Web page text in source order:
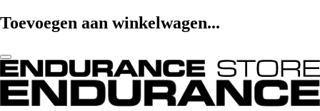
Toevoegen aan winkelwagen...